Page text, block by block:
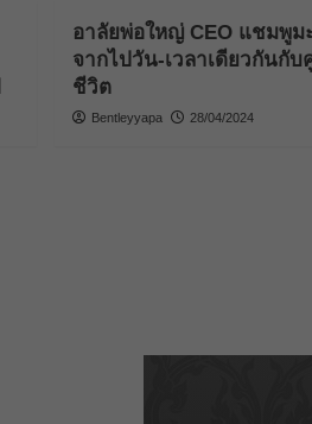
อาลัยพ่อใหญ่ CEO แชมพูม
จากไปวัน-เวลาเดียวกันกับ
ชีวิต
Bentleyyapa 28/04/2024